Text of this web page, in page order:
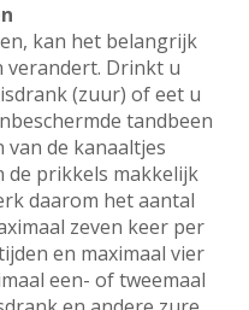
kan het belangrijk
verandert. Drinkt u
(zuur) of eet u
tandbeen
van de kanaaltjes
de prikkels makkelijk
daarom het aantal
zeven keer per
en maximaal vier
een- of tweemaal